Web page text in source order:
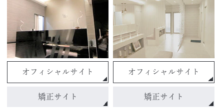
オフィシャルサイト
矯正サイト
オフィシャルサイト
矯正サイト